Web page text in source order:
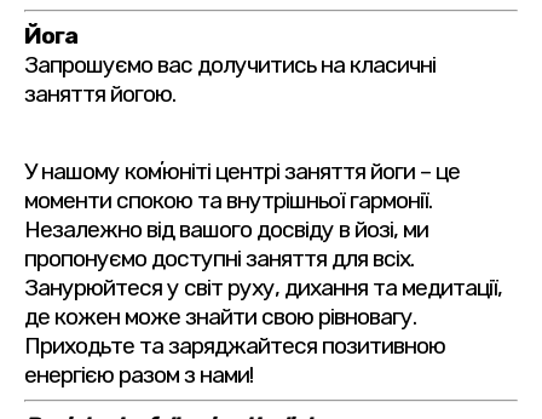
Йога
Запрошуємо вас долучитись на класичні
заняття йогою.
У нашому комʼюніті центрі заняття йоги – це
моменти спокою та внутрішньої гармонії.
Незалежно від вашого досвіду в йозі, ми
пропонуємо доступні заняття для всіх.
Занурюйтеся у світ руху, дихання та медитації,
де кожен може знайти свою рівновагу.
Приходьте та заряджайтеся позитивною
енергією разом з нами!